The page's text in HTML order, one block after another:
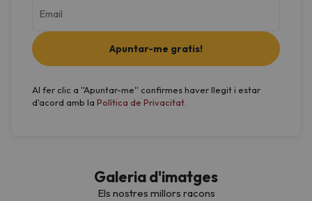
Apuntar-me gratis!
Al fer clic a ''Apuntar-me'' confirmes haver llegit i estar
d'acord amb la Política de Privacitat.
Galeria d'imatges
Els nostres millors racons